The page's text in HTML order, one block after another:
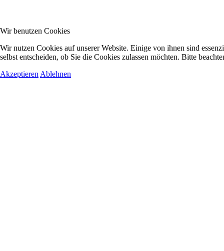
Wir benutzen Cookies
Wir nutzen Cookies auf unserer Website. Einige von ihnen sind
selbst entscheiden, ob Sie die Cookies zulassen möchten. Bitte
Akzeptieren Ablehnen